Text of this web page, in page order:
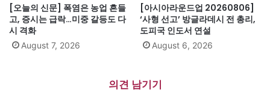
[오늘의 신문] 폭염은 농업 흔들
고, 증시는 급락…미중 갈등도 다
시 격화
August 7, 2026
[아시아라운드업 20260806]
‘사형 선고’ 방글라데시 전 총리,
도피국 인도서 연설
August 6, 2026
의견 남기기